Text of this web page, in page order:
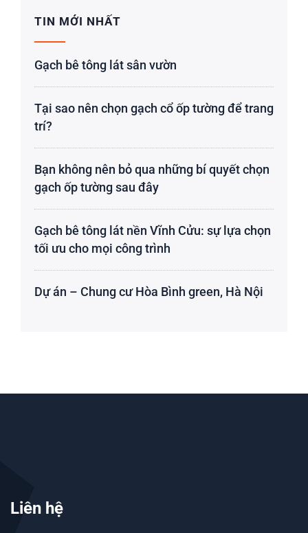
TIN MỚI NHẤT
Gạch bê tông lát sân vườn
Tại sao nên chọn gạch cổ ốp tường để trang
trí?
Bạn không nên bỏ qua những bí quyết chọn
gạch ốp tường sau đây
Gạch bê tông lát nền Vĩnh Cửu: sự lựa chọn
tối ưu cho mọi công trình
Dự án – Chung cư Hòa Bình green, Hà Nội
Liên hệ